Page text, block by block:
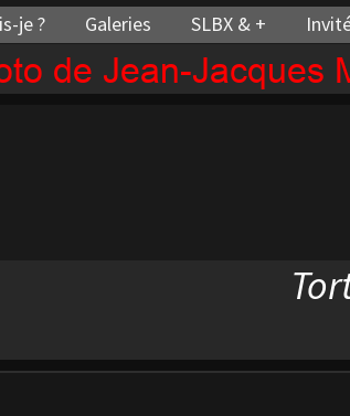
de Jean-Jacques
je ? Galeries SLBX & +